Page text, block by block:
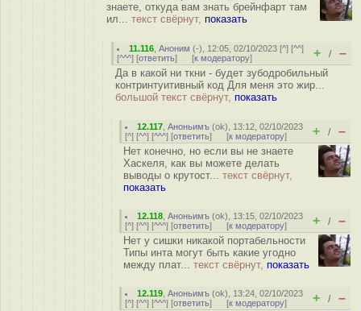
знаете, откуда вам знать брейнфарт там
ил... текст свёрнут, показать
11.116 ,Аноним (-), 12:05, 02/10/2023 [^] [^^]
[^^^] [ответить] [к модератору] + / –
Да в какой ни ткни - будет зубодробильный
контринтуитивный код Для меня это жир...
большой текст свёрнут, показать
12.117 ,Аноньимъ (ok), 13:12, 02/10/2023
[^] [^^] [^^^] [ответить] [к модератору] + / –
Нет конечно, но если вы не знаете
Хаскеля, как вы можете делать
выводы о крутост... текст свёрнут,
показать
12.118 ,Аноньимъ (ok), 13:15, 02/10/2023
[^] [^^] [^^^] [ответить] [к модератору] + / –
Нет у сишки никакой портабельности
Типы инта могут быть какие угодно
между плат... текст свёрнут, показать
12.119 ,Аноньимъ (ok), 13:24, 02/10/2023
[^] [^^] [^^^] [ответить] [к модератору] + / –